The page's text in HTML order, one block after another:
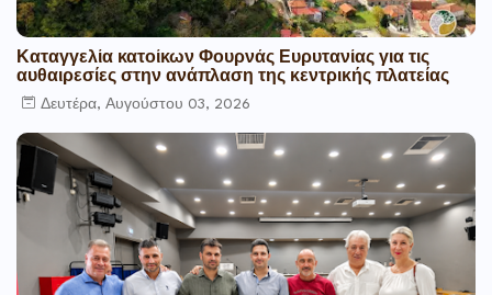
Καταγγελία κατοίκων Φουρνάς Ευρυτανίας για τις
αυθαιρεσίες στην ανάπλαση της κεντρικής πλατείας
Δευτέρα, Αυγούστου 03, 2026